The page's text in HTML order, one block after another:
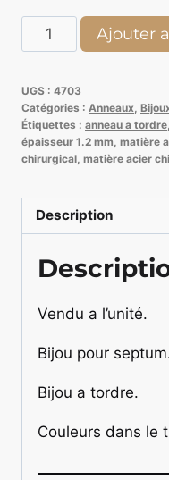
quantité
de
Assemblés
Rose
Gold
strass
blanc
Septum
Ajouter
UGS : 4703
Catégories : Anneaux
Étiquettes : anneau a tordre
épaisseur 1.2 mm matière
chirurgical matière acier
Description
Vendu a l’unité.
Bijou pour
Bijou a tordre.
Couleurs dans le